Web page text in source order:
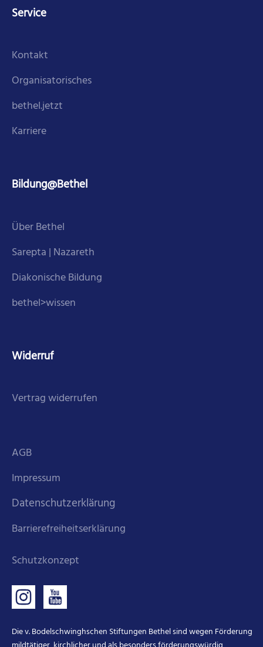
Service
Kontakt
Organisatorisches
bethel.jetzt
Karriere
Bildung@Bethel
Über Bethel
Sarepta | Nazareth
Diakonische Bildung
bethel>wissen
Widerruf
Vertrag widerrufen
AGB
Impressum
Datenschutzerklärung
Barrierefreiheitserklärung
Schutzkonzept
Die v. Bodelschwinghschen Stiftungen Bethel sind wegen Förderung